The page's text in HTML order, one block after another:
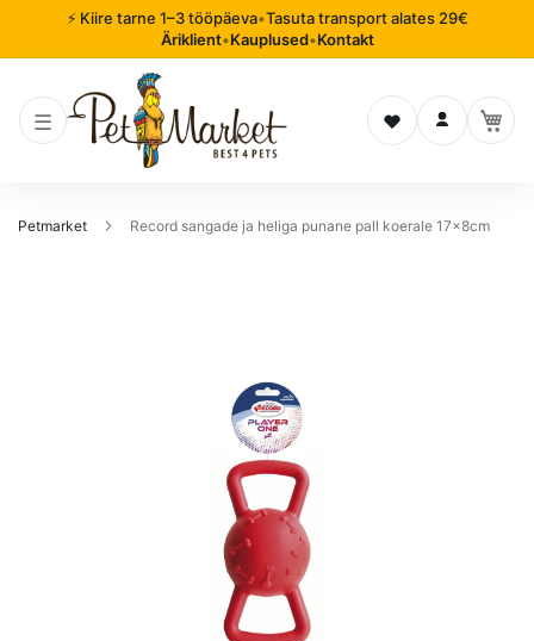
⚡ Kiire tarne 1–3 tööpäeva•Tasuta transport alates 29€
Äriklient•Kauplused•Kontakt
Soovinimekiri
Logi sisse
Petmarket Record sangade ja heliga punane pall koerale 17x8cm